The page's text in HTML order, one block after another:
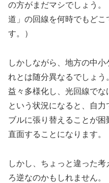
の方がまだマシでしょう
道」の回線を何時でもど
す。）
しかしながら、地方の中
れとは随分異なるでしょ
益々多様化し、光回線で
という状況になると、自
ブルに張り替えることが
直面することになります。
しかし、ちょっと違った
ろ逆なのかもしれません